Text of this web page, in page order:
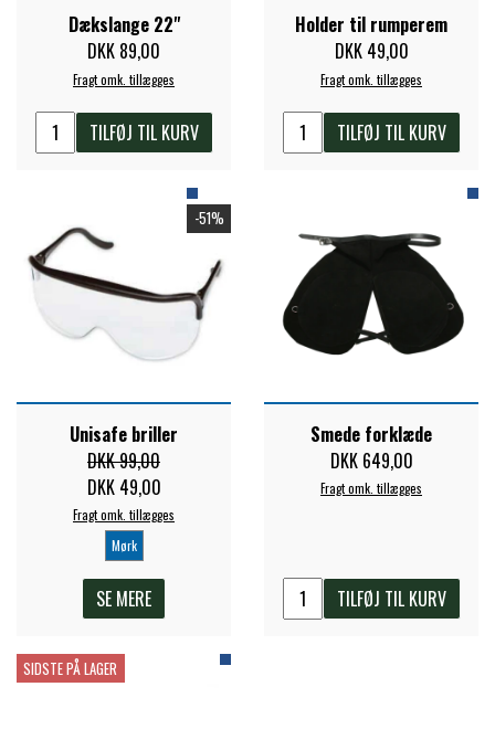
Dækslange 22"
DKK 89,00
Fragt omk. tillægges
TILFØJ TIL KURV
Holder til rumperem
DKK 49,00
Fragt omk. tillægges
TILFØJ TIL KURV
-51%
Unisafe briller
DKK 99,00
DKK 49,00
Fragt omk. tillægges
Mørk
SE MERE
Smede forklæde
DKK 649,00
Fragt omk. tillægges
TILFØJ TIL KURV
SIDSTE PÅ LAGER